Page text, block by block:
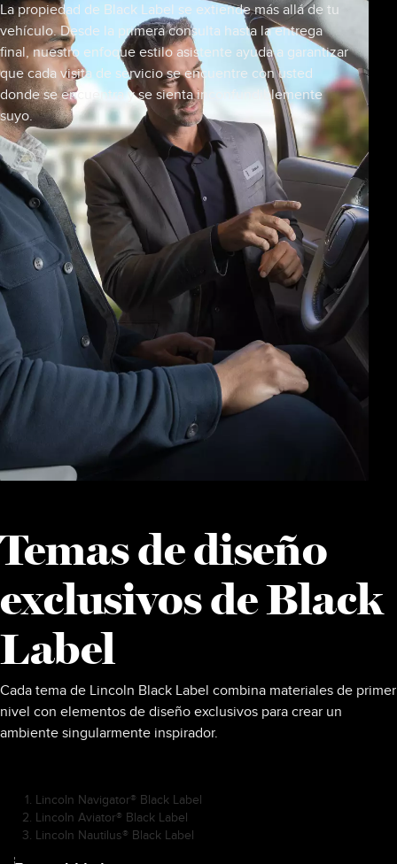
La propiedad de Black Label se extiende más allá de tu
vehículo. Desde la primera consulta hasta la entrega
final, nuestro enfoque estilo asistente ayuda a garantizar
que cada visita de servicio se encuentre con usted
donde se encuentra y se sienta inconfundiblemente
suyo.
Temas de diseño
exclusivos de Black
Label
Cada tema de Lincoln Black Label combina materiales de primer
nivel con elementos de diseño exclusivos para crear un
ambiente singularmente inspirador.
Black
Label
Design
Lincoln Navigator® Black Label
Lincoln Aviator® Black Label
Lincoln Nautilus® Black Label